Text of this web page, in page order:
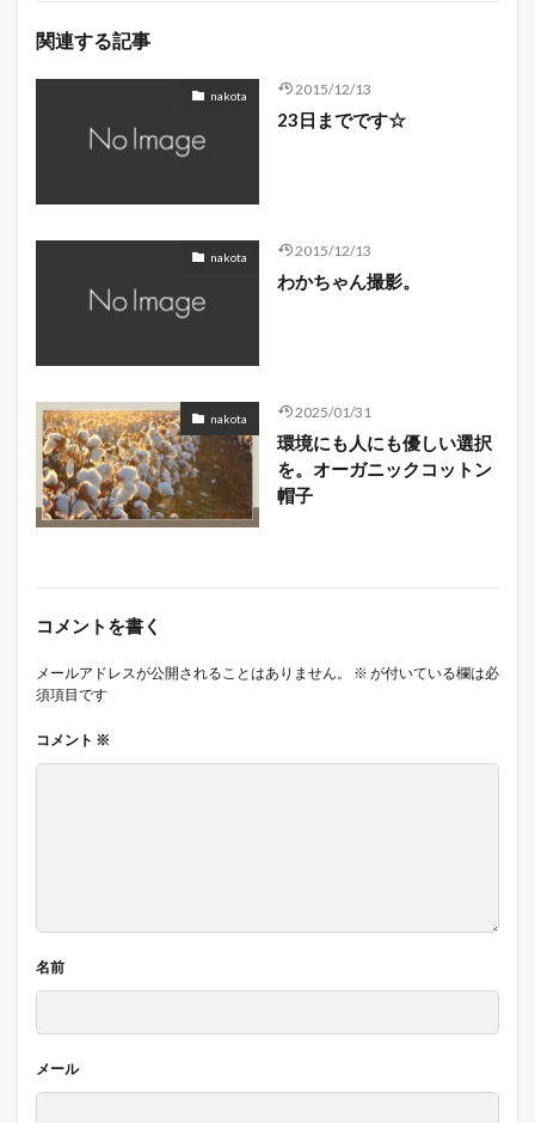
関連する記事
nakota 2015/12/13
23日までです☆
nakota 2015/12/13
わかちゃん撮影。
nakota 2025/01/31
環境にも人にも優しい選択
を。オーガニックコットン
帽子
コメントを書く
メールアドレスが公開されることはありません。 ※ が付いている欄は必
須項目です
コメント ※
名前
メール